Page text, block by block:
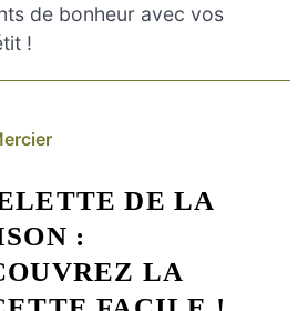
de bonheur avec vos
!
DE LA
:
LA